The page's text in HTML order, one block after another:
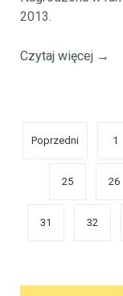
2013.
Czytaj więcej →
Poprzedni
1
25 26
31 32